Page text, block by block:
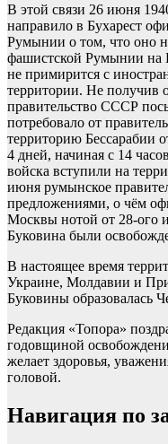
В этой связи 26 июня
направило в Бухарест
Румынии о том, что оно
фашистской Румынии на
не примирится с
территории. Не получив
правительство СССР
потребовало от
территорию Бессарабии
4 дней, начиная с 14
войска вступили на
июня румынское
предложениями, о чём
Москвы нотой от 28-ого
Буковина были
В настоящее время
Украине, Молдавии и
Буковины образовалась
Редакция «Топора»
годовщиной
желает здоровья,
головой.
Навигация по